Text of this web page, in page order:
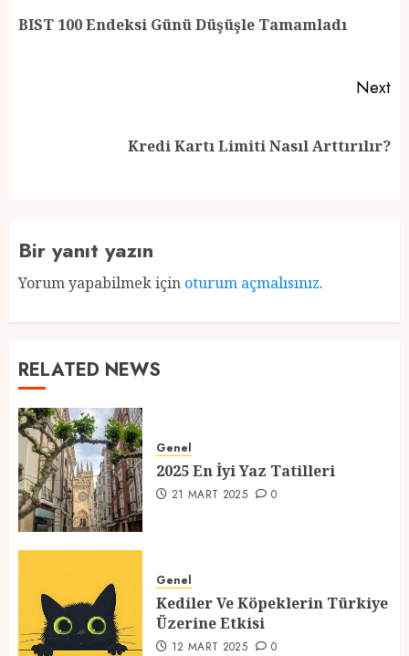
BIST 100 Endeksi Günü Düşüşle Tamamladı
Next
Kredi Kartı Limiti Nasıl Arttırılır?
Bir yanıt yazın
Yorum yapabilmek için oturum açmalısınız.
RELATED NEWS
Genel
2025 En İyi Yaz Tatilleri
21 MART 2025 0
Genel
Kediler Ve Köpeklerin Türkiye
Üzerine Etkisi
12 MART 2025 0